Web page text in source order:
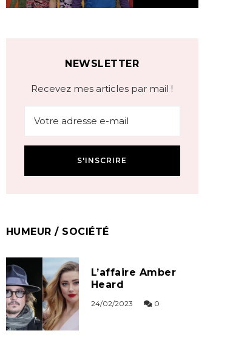
NEWSLETTER
Recevez mes articles par mail !
HUMEUR / SOCIÉTÉ
L’affaire Amber
Heard
24/02/2023 0